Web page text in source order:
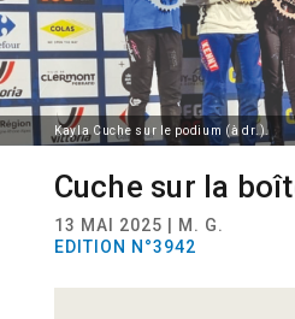
Kayla Cuche sur le podium (à dr.).
Cuche sur la
13 MAI 2025 | M. G.
EDITION N°3942